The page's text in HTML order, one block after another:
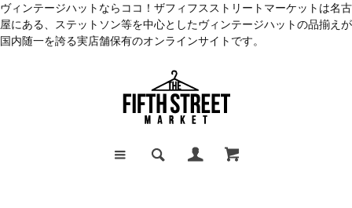
ヴィンテージハットならココ！ザフィフスストリートマーケットは名古
屋にある、ステットソン等を中心としたヴィンテージハットの品揃えが
国内随一を誇る実店舗保有のオンラインサイトです。